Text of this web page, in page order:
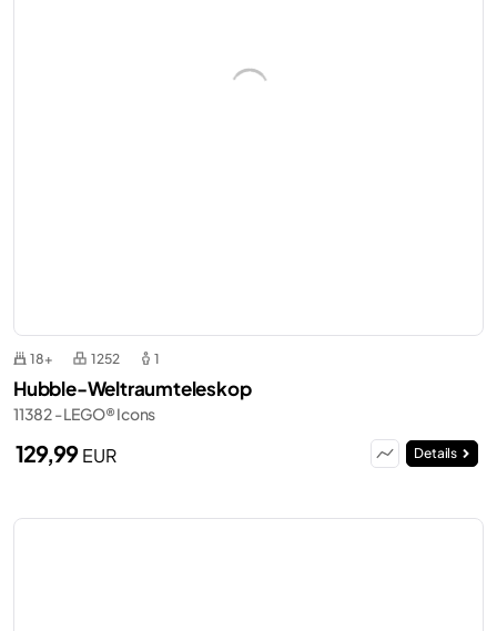
18+ 1252 1
Hubble-Weltraumteleskop
11382 - LEGO® Icons
129,99EUR Details